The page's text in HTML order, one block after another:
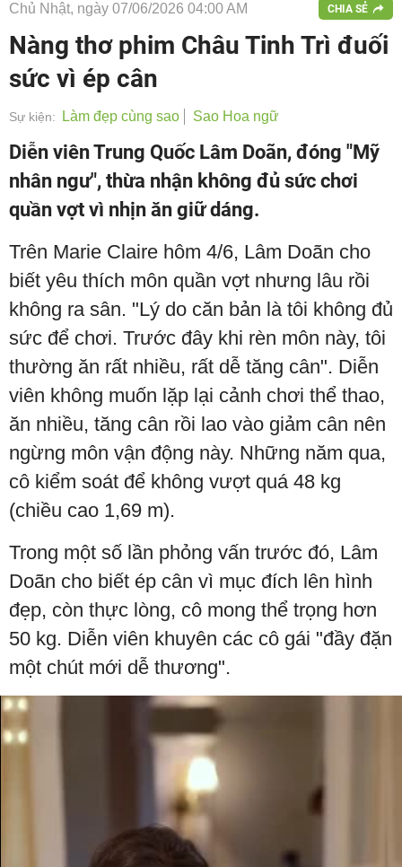
Chủ Nhật, ngày 07/06/2026 04:00 AM CHIA SẺ
Nàng thơ phim Châu Tinh Trì đuối
sức vì ép cân
Sự kiện: Làm đẹp cùng sao Sao Hoa ngữ
Diễn viên Trung Quốc Lâm Doãn, đóng "Mỹ
nhân ngư", thừa nhận không đủ sức chơi
quần vợt vì nhịn ăn giữ dáng.
Trên Marie Claire hôm 4/6, Lâm Doãn cho
biết yêu thích môn quần vợt nhưng lâu rồi
không ra sân. "Lý do căn bản là tôi không đủ
sức để chơi. Trước đây khi rèn môn này, tôi
thường ăn rất nhiều, rất dễ tăng cân". Diễn
viên không muốn lặp lại cảnh chơi thể thao,
ăn nhiều, tăng cân rồi lao vào giảm cân nên
ngừng môn vận động này. Những năm qua,
cô kiểm soát để không vượt quá 48 kg
(chiều cao 1,69 m).
Trong một số lần phỏng vấn trước đó, Lâm
Doãn cho biết ép cân vì mục đích lên hình
đẹp, còn thực lòng, cô mong thể trọng hơn
50 kg. Diễn viên khuyên các cô gái "đầy đặn
một chút mới dễ thương".